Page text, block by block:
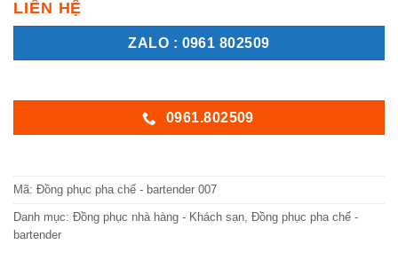
LIÊN HỆ
ZALO : 0961 802509
0961.802509
Mã: Đồng phục pha chế - bartender 007
Danh mục: Đồng phục nhà hàng - Khách sạn Đồng phục pha chế -
bartender